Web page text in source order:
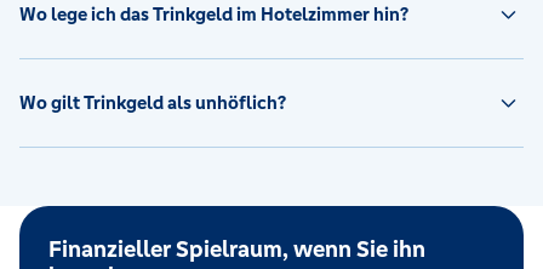
Wo lege ich das Trinkgeld im Hotelzimmer hin?
Wo gilt Trinkgeld als unhöflich?
Finanzieller Spielraum, wenn Sie ihn